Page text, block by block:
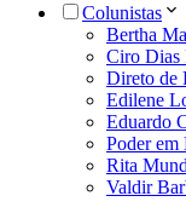
Colunistas
Bertha
Ciro Dias
Direto de
Edilene
Eduardo
Poder em
Rita
Valdir